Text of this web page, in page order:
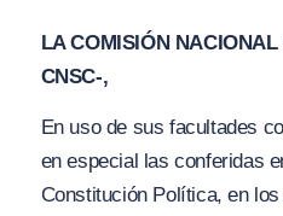
LA COMISIÓN
CNSC-,
En uso de sus facultades
en especial las conferidas
Constitución Política, en